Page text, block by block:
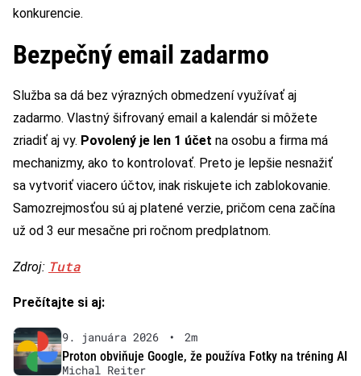
konkurencie.
Bezpečný email zadarmo
Služba sa dá bez výrazných obmedzení využívať aj
zadarmo. Vlastný šifrovaný email a kalendár si môžete
zriadiť aj vy. Povolený je len 1 účet na osobu a firma má
mechanizmy, ako to kontrolovať. Preto je lepšie nesnažiť
sa vytvoriť viacero účtov, inak riskujete ich zablokovanie.
Samozrejmosťou sú aj platené verzie, pričom cena začína
už od 3 eur mesačne pri ročnom predplatnom.
Zdroj: Tuta
Prečítajte si aj:
9. januára 2026 •
2m
Proton obviňuje Google, že používa Fotky na tréning AI
Michal Reiter